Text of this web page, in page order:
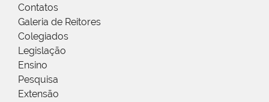
Contatos
Galeria de Reitores
Colegiados
Legislação
Ensino
Pesquisa
Extensão